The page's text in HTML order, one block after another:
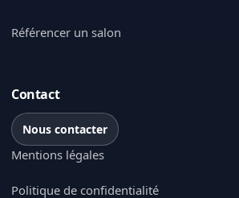
Référencer un salon
Contact
Nous contacter
Mentions légales
Politique de confidentialité